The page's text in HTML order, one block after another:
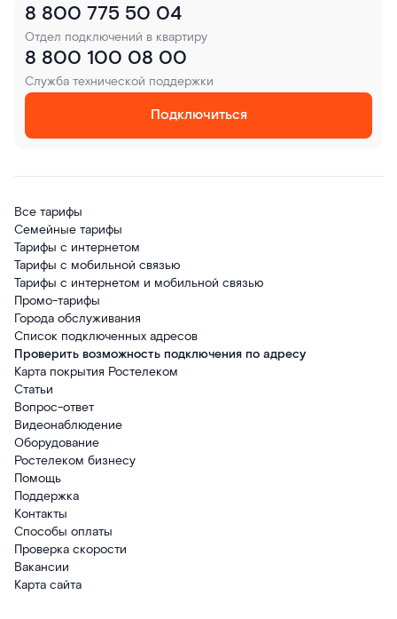
8 800 775 50 04
Отдел подключений в квартиру
8 800 100 08 00
Служба технической поддержки
Подключиться
Все тарифы
Семейные тарифы
Тарифы с интернетом
Тарифы с мобильной связью
Тарифы с интернетом и мобильной связью
Промо-тарифы
Города обслуживания
Список подключенных адресов
Проверить возможность подключения по адресу
Карта покрытия Ростелеком
Статьи
Вопрос-ответ
Видеонаблюдение
Оборудование
Ростелеком бизнесу
Помощь
Поддержка
Контакты
Способы оплаты
Проверка скорости
Вакансии
Карта сайта